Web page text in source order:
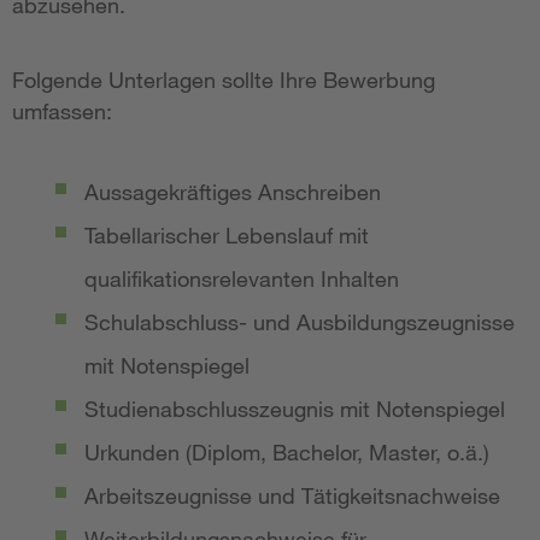
Folgende Unterlagen sollte Ihre Bewerbung
umfassen:
Aussagekräftiges Anschreiben
Tabellarischer Lebenslauf mit
qualifikationsrelevanten Inhalten
Schulabschluss- und Ausbildungszeugnisse
mit Notenspiegel
Studienabschlusszeugnis mit Notenspiegel
Urkunden (Diplom, Bachelor, Master, o.ä.)
Arbeitszeugnisse und Tätigkeitsnachweise